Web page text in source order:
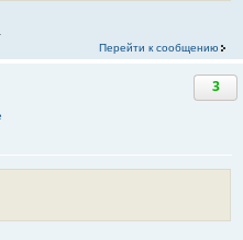
Перейти к сообщению
3